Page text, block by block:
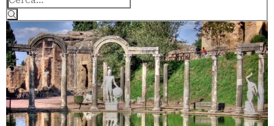
Cerca